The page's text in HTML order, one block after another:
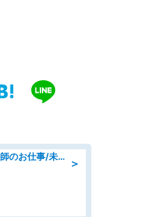
＞
社団法人での保健師・看護師のお仕事/未経験OK/要資格:普通免許、保健師、正看護師